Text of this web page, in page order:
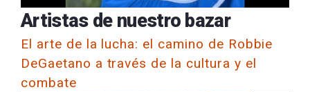
Artistas de nuestro bazar
El arte de la lucha: el camino de Robbie
DeGaetano a través de la cultura y el
combate